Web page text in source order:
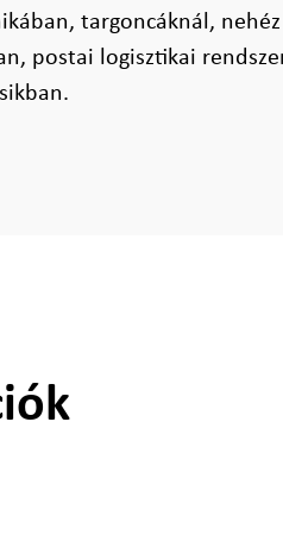
targoncáknál, nehéz
postai logisztikai